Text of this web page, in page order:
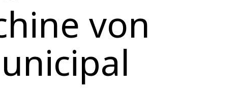
von